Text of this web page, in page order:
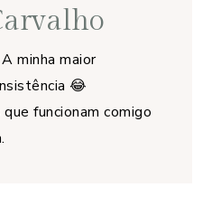
minha maior
😂
funcionam comigo